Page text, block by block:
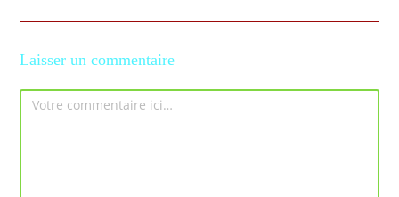
Laisser un commentaire